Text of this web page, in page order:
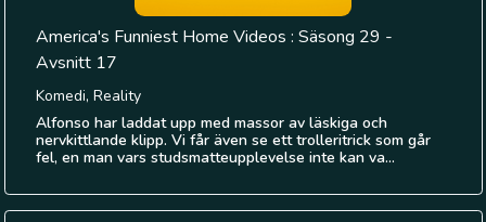
America's Funniest Home Videos : Säsong 29 -
Avsnitt 17
Komedi, Reality
Alfonso har laddat upp med massor av läskiga och
nervkittlande klipp. Vi får även se ett trolleritrick som går
fel, en man vars studsmatteupplevelse inte kan va...